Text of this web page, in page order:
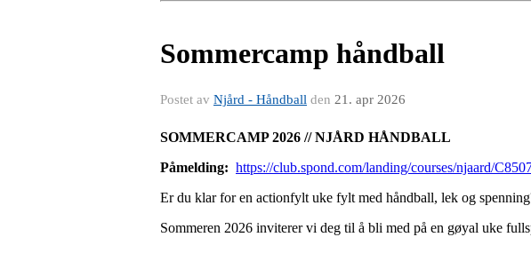
Sommercamp håndball
Postet av Njård - Håndball den 21. apr 2026
SOMMERCAMP 2026 // NJÅRD HÅNDBALL
Påmelding: https://club.spond.com/landing/courses/njaard/
Er du klar for en actionfylt uke fylt med håndball, lek og
Sommeren 2026 inviterer vi deg til å bli med på en gøyal uke